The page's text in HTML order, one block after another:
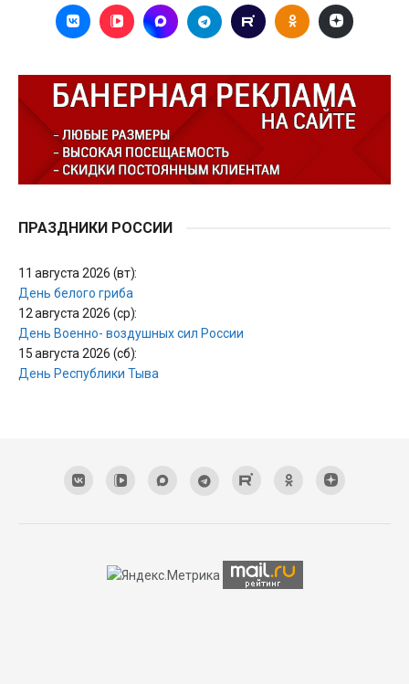
ПРАЗДНИКИ РОССИИ
11 августа 2026 (вт):
День белого гриба
12 августа 2026 (ср):
День Военно- воздушных сил России
15 августа 2026 (сб):
День Республики Тыва